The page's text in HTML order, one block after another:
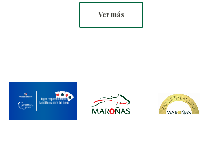
Ver más